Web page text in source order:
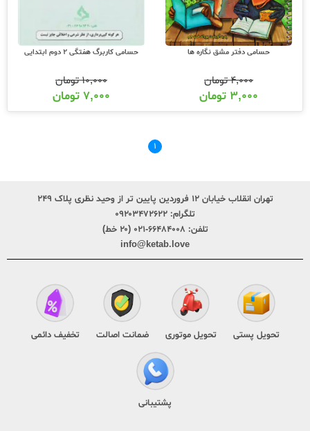
حسامی دفتر مشق نگاره ها
۴,۰۰۰تومان
۳,۰۰۰ تومان
حسامی کاربرگ هفتگی 2 دوم ابتدایی
۱۰,۰۰۰تومان
۷,۰۰۰ تومان
۱
تهران انقلاب خیابان ۱۲ فروردین پایین تر از وحید نظری پلاک ۲۴۹
تلگرام: ۰۹۲۰۳۴۷۲۶۲۲
تلفن: ۶۶۴۸۴۰۰۸-۰۲۱ (۲۰ خط)
info@ketab.love
تحویل پستی تحویل موتوری ضمانت اصالت تخفیف دائمی
پشتیبانی